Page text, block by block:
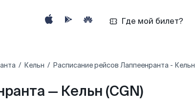
Где мой билет?
Кельн Расписание рейсов Лаппеенранта - Кельн
— Кельн (CGN)